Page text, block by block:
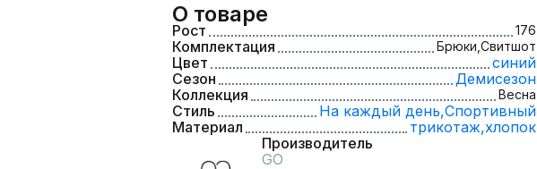
О товаре
Рост 176
Комплектация Брюки, Свитшот
Цвет
синий
Сезон
Демисезон
Коллекция
Весна
Стиль На каждый день,Спортивный
Материал
трикотаж,хлопок
Производитель
GO